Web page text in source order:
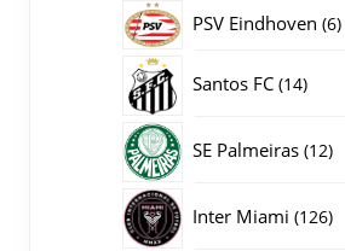
producten
PSV Eindhoven 66
Santos FC 1414
SE Palmeiras 1212
Inter Miami 126126